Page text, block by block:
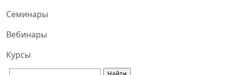
Семинары
Вебинары
Курсы